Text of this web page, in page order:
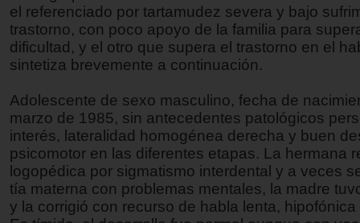
el referenciado por tartamudez severa y bajo
trastorno, con poco apoyo de la familia para
dificultad, y el otro que supera el trastorno en el
sintetiza brevemente a continuación.
Adolescente de sexo masculino, fecha de
marzo de 1985, sin antecedentes patológicos
interés, lateralidad homogénea derecha y buen
psicomotor en las diferentes etapas. La hermana
logopédica por sigmatismo interdental y a veces
tía materna con problemas mentales, la madre
y la corrigió con recurso de habla lenta,